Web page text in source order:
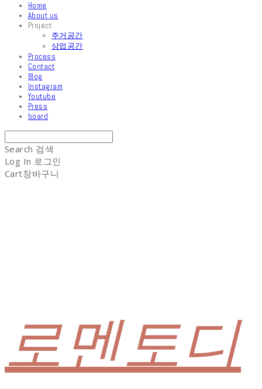
Home
About us
Project
주거공간
상업공간
Process
Contact
Blog
Instagram
Youtube
Press
board
Search 검색
Log In 로그인
Cart장바구니
로멘토디